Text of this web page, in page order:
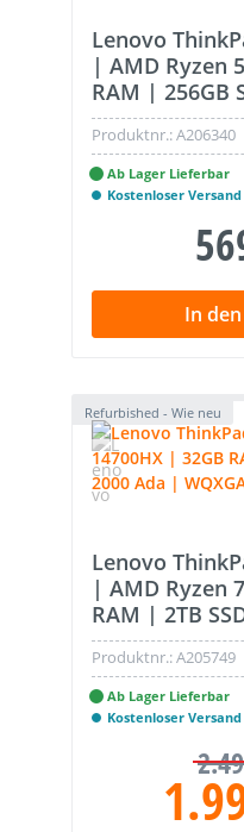
Lenovo
| AMD Ryzen
RAM | 256GB
ohne OS | FR
Produktnr.:A206340
Ab Lager Lieferbar
Kostenloser Versand
In
Refurbished - Wie neu
Lenovo
| AMD Ryzen
RAM | 2TB
11 Pro | DE
Produktnr.:A205749
Ab Lager Lieferbar
Kostenloser Versand